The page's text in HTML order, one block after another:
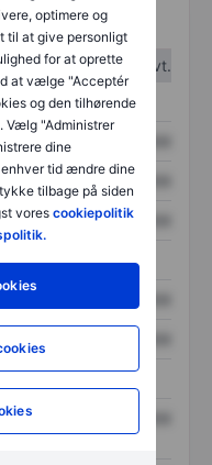
optimere og
til at give personligt
for at oprette
at vælge "Acceptér
og den tilhørende
Vælg "Administrer
dine
tid ændre dine
tilbage på siden
vores cookiepolitik
1. kvt.
2. kvt.
XXXXXXX